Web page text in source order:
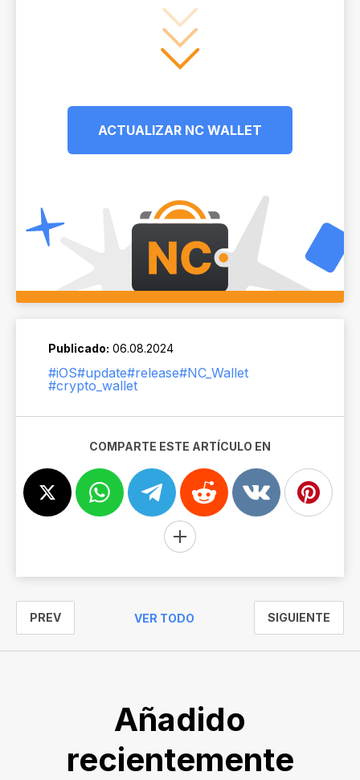
ACTUALIZAR NC WALLET
Publicado: 06.08.2024
#iOS#update#release#NC_Wallet
#crypto_wallet
COMPARTE ESTE ARTÍCULO EN
PREV VER TODO SIGUIENTE
Añadido
recientemente